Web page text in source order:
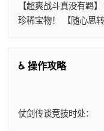
【超爽战斗真没有羁
珍稀宝物！ 【随心思
♿ 操作攻略
仗剑传谈竞技时处：